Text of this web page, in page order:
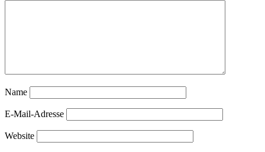
Name
E-Mail-Adresse
Website